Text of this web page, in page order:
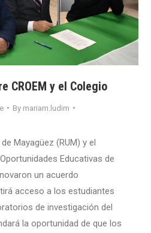
CROEM y el Colegio
By mariam.ludim
Mayagüez (RUM) y el
Educativas de
un acuerdo
acceso a los estudiantes
de investigación del
la oportunidad de que los